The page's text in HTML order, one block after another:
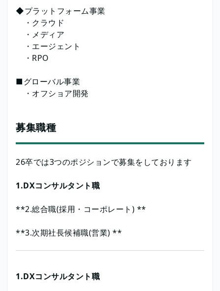
◆プラットフォーム事業
・クラウド
・メディア
・エージェント
・RPO
■グローバル事業
・オフショア開発
募集職種
26卒では3つのポジションで募集をしております
1.DXコンサルタント職
**2.総合職(採用・コーポレート) **
**3.次期社長候補職(営業) **
1.DXコンサルタント職